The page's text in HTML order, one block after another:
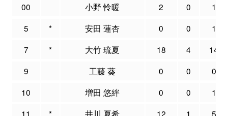
00 小野 怜暖 2 0
1
5
* 安田 蓮杏 0 0
1
7
* 大竹 琉夏 18 4
14
9
工藤 葵 0 0
0
10
増田 悠絆 0 0
1
11
* 井川 夏希 12 1 5